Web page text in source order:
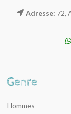
Adresse: 72,
Hommes